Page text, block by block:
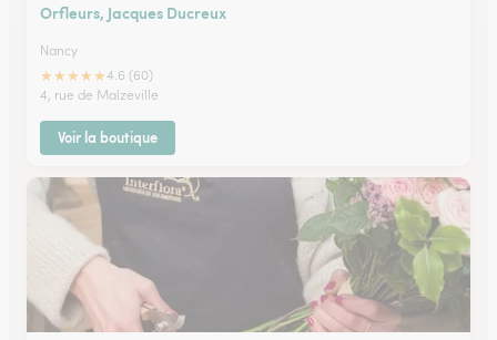
Orfleurs, Jacques Ducreux
Nancy
★★★★★4.6 (60)
4, rue de Malzeville
Voir la boutique